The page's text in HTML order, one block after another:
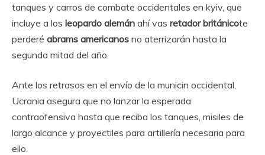
tanques y carros de combate occidentales en kyiv, que
incluye a los leopardo alemán ahí vas retador británicote
perderé abrams americanos no aterrizarán hasta la
segunda mitad del año.
Ante los retrasos en el envío de la municin occidental,
Ucrania asegura que no lanzar la esperada
contraofensiva hasta que reciba los tanques, misiles de
largo alcance y proyectiles para artillería necesaria para
ello.